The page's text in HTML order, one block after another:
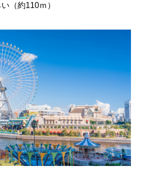
（約110ｍ）